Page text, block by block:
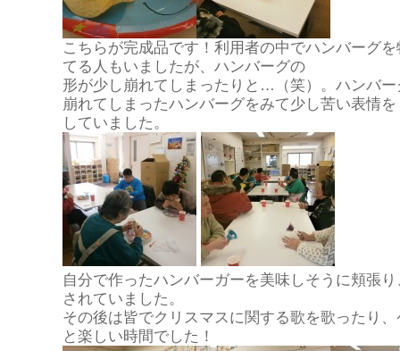
こちらが完成品です！利用者の中でハンバーグ
てる人もいましたが、ハンバーグの
形が少し崩れてしまったりと…（笑）。ハンバ
崩れてしまったハンバーグをみて少し苦い表情を
していました。
自分で作ったハンバーガーを美味しそうに頬張
されていました。
その後は皆でクリスマスに関する歌を歌ったり
と楽しい時間でした！